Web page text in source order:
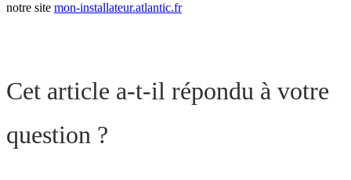
notre site mon-installateur.atlantic.fr
Cet article a-t-il répondu à votre
question ?